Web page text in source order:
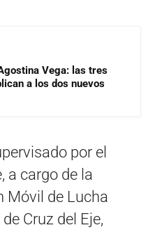
Vega: las tres
a los dos nuevos
por el
a cargo de la
Móvil de Lucha
Cruz del Eje,